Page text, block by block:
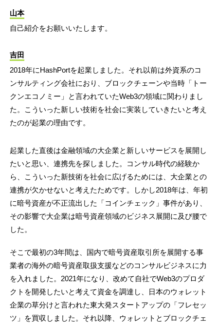
山本
自己紹介をお願いいたします。
吉田
2018年にHashPortを起業しました。それ以前は外資系のコ
ンサルティング会社におり、ブロックチェーンや当時「トー
クンエコノミー」と言われていたWeb3の領域に関わりまし
た。こういった新しい技術を社会に実装していきたいと考え
たのが起業の理由です。
起業した直後は金融領域の大企業と新しいサービスを展開し
たいと思い、連携先を探しました。コンサル時代の経験か
ら、こういった新技術を社会に広げるためには、大企業との
連携が欠かせないと考えたためです。しかし2018年は、年初
に暗号資産が不正流出した「コインチェック」事件があり、
その影響で大企業は暗号資産領域のビジネス展開に及び腰で
した。
そこで最初の3年間は、国内で暗号資産取引所を展開する事
業者の海外の暗号資産取扱支援などのコンサルビジネスに力
を入れました。2021年になり、改めて自社でWeb3のプロダ
クトを開発したいと考えて資金を調達し、日本のウォレット
企業の草分けと言われた東大発スタートアップの「フレセッ
ツ」を買収しました。それ以降、ウォレットとブロックチェ